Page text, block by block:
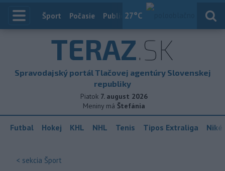
27°C
Index
Šport Počasie Publicistika
TERAZ.SK
Spravodajský portál Tlačovej agentúry Slovenskej
republiky
Piatok 7. august 2026
Meniny má Štefánia
Futbal Hokej KHL NHL Tenis Tipos Extraliga
< sekcia Šport